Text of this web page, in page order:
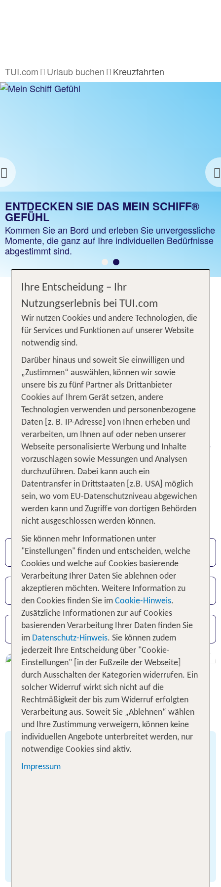
TUI.com Urlaub buchen Kreuzfahrten
Previous
KOMMEN SIE IN DEN FLOW
Noch mehr genießen, entspannen und wohlfühlen –
mit der neuen Mein Schiff Flow, dem zweiten Schiff
der InTUItion-Klasse.
ENTDECKEN SIE DAS MEIN SCHIFF®
GEFÜHL
Kommen Sie an Bord und erleben Sie unvergessliche
Momente, die ganz auf Ihre individuellen Bedürfnisse
abgestimmt sind.
KREUZFAHRTEN MIT DER MEIN
SCHIFF® FLOTTE
Eine Kreuzfahrt ist mehr als nur eine Schiffsreise -
sie ist ein Erlebnis aus Entspannung, Entdeckung
und Komfort.
Entdecken Sie mit derMein Schiff®Flotte
Kreuzfahrten, die mehr bieten: großzügiger
Komfort, exzellente Gastronomie, Premium-
Inklusivleistungen und ein entspanntes
Wohlfühlambiente. Jedes Schiff vereint modernes
Design mit hertlichem Service - für unvergessliche
Urlaubsmomente von der ersten Minute an.
Unser Tipp: Mit dem TUI Cruises Newsletter
erhalten Sie regelmäßig Infos rund um das
Thema Urlaub mitMein Schiff®-Jetzt
anmelden!
Mein Schiff® Premium-Inklusivleistungen
Große Auswahl an Reiserouten
Mein Schiff® Kreuzfahrt Angebote
Kreuzfahrt Tipps für Anfänger
Meine erste Kreuzfahrt mit Mein Schiff
Ihre Entscheidung – Ihr
Nutzungserlebnis bei TUI.com
Wir nutzen Cookies und andere Technologien, die
für Services und Funktionen auf unserer Website
notwendig sind.
Darüber hinaus und soweit Sie einwilligen und
„Zustimmen“ auswählen, können wir sowie
unsere bis zu fünf Partner als Drittanbieter
Cookies auf Ihrem Gerät setzen, andere
Technologien verwenden und personenbezogene
Daten [z. B. IP-Adresse] von Ihnen erheben und
verarbeiten, um Ihnen auf oder neben unserer
Webseite personalisierte Werbung und Inhalte
vorzuschlagen sowie Messungen und Analysen
durchzuführen. Dabei kann auch ein
Datentransfer in Drittstaaten [z.B. USA] möglich
sein, wo vom EU-Datenschutzniveau abgewichen
werden kann und Zugriffe von dortigen Behörden
nicht ausgeschlossen werden können.
Sie können mehr Informationen unter
"Einstellungen" finden und entscheiden, welche
Cookies und welche auf Cookies basierende
Verarbeitung Ihrer Daten Sie ablehnen oder
akzeptieren möchten. Weitere Information zu
den Cookies finden Sie im Cookie-Hinweis.
Zusätzliche Informationen zur auf Cookies
basierenden Verarbeitung Ihrer Daten finden Sie
im Datenschutz-Hinweis. Sie können zudem
jederzeit Ihre Entscheidung über "Cookie-
Einstellungen" [in der Fußzeile der Webseite]
durch Ausschalten der Kategorien widerrufen. Ein
solcher Widerruf wirkt sich nicht auf die
Rechtmäßigkeit der bis zum Widerruf erfolgten
Verarbeitung aus. Soweit Sie „Ablehnen“ wählen
und Ihre Zustimmung verweigern, können keine
individuellen Angebote unterbreitet werden, nur
notwendige Cookies sind aktiv.
Impressum